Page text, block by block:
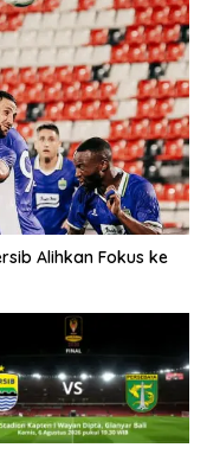
Alihkan Fokus ke